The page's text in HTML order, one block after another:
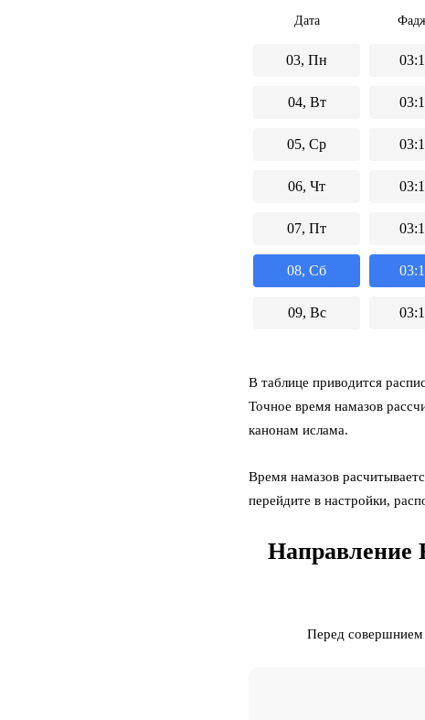
Дата
03, Пн
04, Вт
05, Ср
06, Чт
07, Пт
08, Сб
09, Вс
В таблице приводится
Точное время намазов
канонам ислама.
Время намазов
перейдите в настройки,
Направление
Перед совершнием